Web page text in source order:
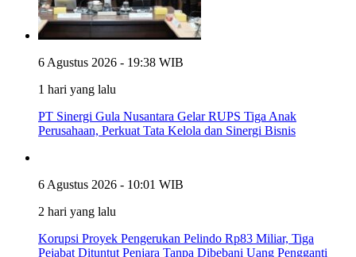
6 Agustus 2026 - 19:38 WIB
1 hari yang lalu
PT Sinergi Gula Nusantara Gelar RUPS Tiga Anak
Perusahaan, Perkuat Tata Kelola dan Sinergi Bisnis
6 Agustus 2026 - 10:01 WIB
2 hari yang lalu
Korupsi Proyek Pengerukan Pelindo Rp83 Miliar, Tiga
Pejabat Dituntut Penjara Tanpa Dibebani Uang Pengganti